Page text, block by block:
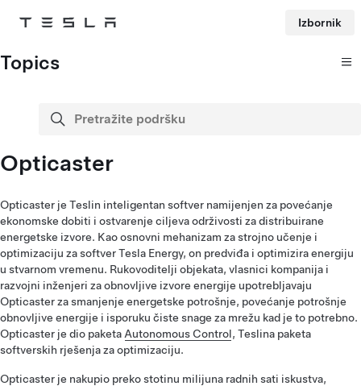
Tesla Izbornik
Topics
Pretražite podršku
traži
Opticaster
Opticaster je Teslin inteligentan softver namijenjen za povećanje
ekonomske dobiti i ostvarenje ciljeva održivosti za distribuirane
energetske izvore. Kao osnovni mehanizam za strojno učenje i
optimizaciju za softver Tesla Energy, on predviđa i optimizira energiju
u stvarnom vremenu. Rukovoditelji objekata, vlasnici kompanija i
razvojni inženjeri za obnovljive izvore energije upotrebljavaju
Opticaster za smanjenje energetske potrošnje, povećanje potrošnje
obnovljive energije i isporuku čiste snage za mrežu kad je to potrebno.
Opticaster je dio paketa Autonomous Control, Teslina paketa
softverskih rješenja za optimizaciju.
Opticaster je nakupio preko stotinu milijuna radnih sati iskustva,